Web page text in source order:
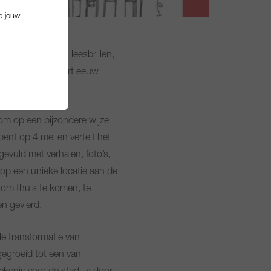
jouw
vergeten leesbrillen,
uit een kwart eeuw
op een bijzondere wijze
op 4 mei en vertelt het
met verhalen, foto’s,
een unieke locatie aan de
thuis te komen, te
gevierd.
transformatie van
tot een van